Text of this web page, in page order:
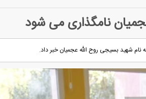
نامگذاری می شود
شهید بسیجی روح الله عجمیان خبر داد.